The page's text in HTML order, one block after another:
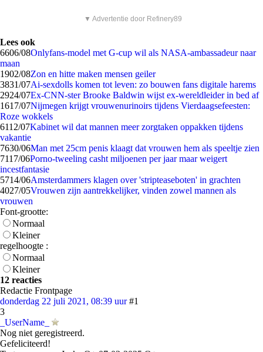
▼ Advertentie door Refinery89
Lees ook
6606/08Onlyfans-model met G-cup wil als NASA-ambassadeur naar
maan
1902/08Zon en hitte maken mensen geiler
3831/07Ai-sexdolls komen tot leven: zo bouwen fans digitale harems
2924/07Ex-CNN-ster Brooke Baldwin wijst ex-wereldleider in bed af
1617/07Nijmegen krijgt vrouwenurinoirs tijdens Vierdaagsefeesten:
Roze wokkels
6112/07Kabinet wil dat mannen meer zorgtaken oppakken tijdens
vakantie
7630/06Man met 25cm penis klaagt dat vrouwen hem als speeltje zien
7117/06Porno-tweeling casht miljoenen per jaar maar weigert
incestfantasie
5714/06Amsterdammers klagen over 'stripteaseboten' in grachten
4027/05Vrouwen zijn aantrekkelijker, vinden zowel mannen als
vrouwen
Font-grootte:
Normaal
Kleiner
regelhoogte :
Normaal
Kleiner
12 reacties
Redactie Frontpage
donderdag 22 juli 2021, 08:39 uur #1
3
_UserName_
Nog niet geregistreerd.
Gefeliciteerd!